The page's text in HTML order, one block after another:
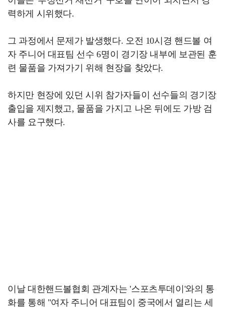
력하게 시위했다.
그 과정에서 문제가 발생했다. 오전 10시경 핸드볼 여
자 주니어 대표팀 선수 6명이 경기장 내부에 보관된 훈
련 물품을 가져가기 위해 현장을 찾았다.
하지만 현장에 있던 시위 참가자들이 선수들의 경기장
출입을 제지했고, 물품을 가지고 나온 뒤에도 가방 검
사를 요구했다.
이날 대한핸드볼협회 관계자는 '스포츠투데이'와의 통
화를 통해 "여자 주니어 대표팀이 중국에서 열리는 세